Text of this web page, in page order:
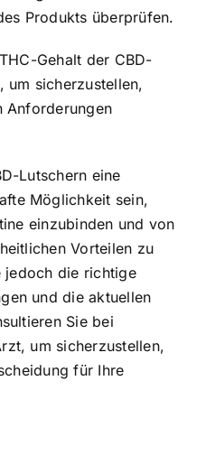
Produkts überprüfen.
Gehalt der CBD-
um sicherzustellen,
Anforderungen
Lutschern eine
Möglichkeit sein,
einzubinden und von
Vorteilen zu
jedoch die richtige
und die aktuellen
Sie bei
um sicherzustellen,
für Ihre